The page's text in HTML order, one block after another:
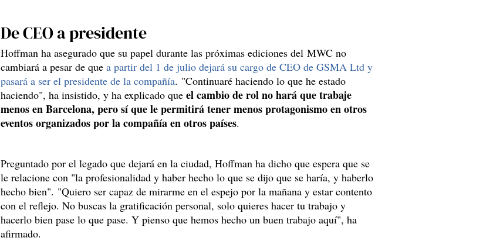
De CEO a presidente
Hoffman ha asegurado que su papel durante las próximas ediciones del MWC no
cambiará a pesar de que a partir del 1 de julio dejará su cargo de CEO de GSMA Ltd y
pasará a ser el presidente de la compañía. "Continuaré haciendo lo que he estado
haciendo", ha insistido, y ha explicado que el cambio de rol no hará que trabaje
menos en Barcelona, pero sí que le permitirá tener menos protagonismo en otros
eventos organizados por la compañía en otros países.
Preguntado por el legado que dejará en la ciudad, Hoffman ha dicho que espera que se
le relacione con "la profesionalidad y haber hecho lo que se dijo que se haría, y haberlo
hecho bien". "Quiero ser capaz de mirarme en el espejo por la mañana y estar contento
con el reflejo. No buscas la gratificación personal, solo quieres hacer tu trabajo y
hacerlo bien pase lo que pase. Y pienso que hemos hecho un buen trabajo aquí", ha
afirmado.